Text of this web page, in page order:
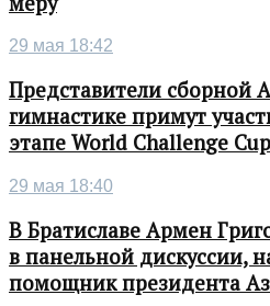
29 мая 18:42
Представители сборной
гимнастике примут
этапе World Challenge Cup
29 мая 18:40
В Братиславе Армен
в панельной дискуссии,
помощник президента